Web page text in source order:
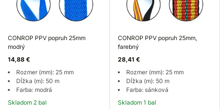
CONROP PPV popruh 25mm
modrý
14,88 €
Rozmer (mm): 25 mm
Dĺžka (m): 50 m
Farba: modrá
Skladom 2 bal
CONROP PPV popruh 25mm,
farebný
28,41 €
Rozmer (mm): 25 mm
Dĺžka (m): 50 m
Farba: sánková
Skladom 1 bal